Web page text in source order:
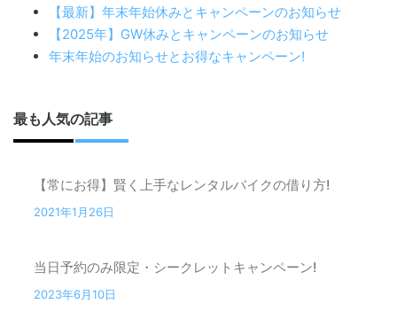
【最新】年末年始休みとキャンペーンのお知らせ
【2025年】GW休みとキャンペーンのお知らせ
年末年始のお知らせとお得なキャンペーン!
最も人気の記事
【常にお得】賢く上手なレンタルバイクの借り方!
2021年1月26日
当日予約のみ限定・シークレットキャンペーン!
2023年6月10日